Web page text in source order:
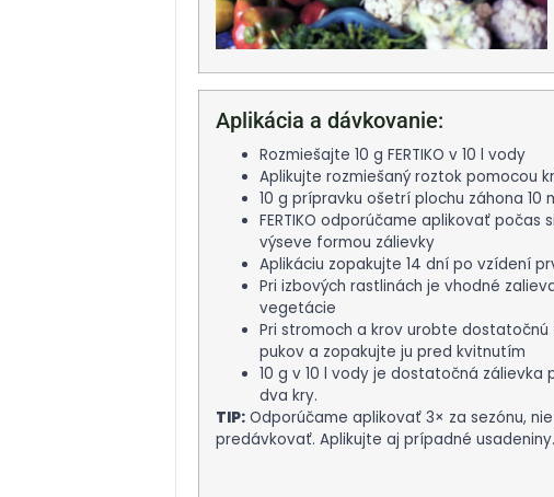
Aplikácia a dávkovanie:
Rozmiešajte 10 g FERTIKO v 10 l vody
Aplikujte rozmiešaný roztok pomocou
10 g prípravku ošetrí plochu záhona 10
FERTIKO odporúčame aplikovať počas
výseve formou zálievky
Aplikáciu zopakujte 14 dní po vzídení
Pri izbových rastlinách je vhodné
vegetácie
Pri stromoch a krov urobte dostatočnú
pukov a zopakujte ju pred kvitnutím
10 g v 10 l vody je dostatočná
dva kry.
TIP: Odporúčame aplikovať 3× za sezónu,
predávkovať. Aplikujte aj prípadné usadeniny.